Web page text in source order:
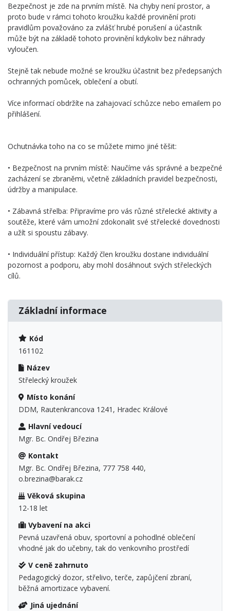
Bezpečnost je zde na prvním místě. Na chyby není prostor, a
proto bude v rámci tohoto kroužku každé provinění proti
pravidlům považováno za zvlášť hrubé porušení a účastník
může být na základě tohoto provinění kdykoliv bez náhrady
vyloučen.
Stejně tak nebude možné se kroužku účastnit bez předepsaných
ochranných pomůcek, oblečení a obutí.
Více informací obdržíte na zahajovací schůzce nebo emailem po
přihlášení.
Ochutnávka toho na co se můžete mimo jiné těšit:
• Bezpečnost na prvním místě: Naučíme vás správné a bezpečné
zacházení se zbraněmi, včetně základních pravidel bezpečnosti,
údržby a manipulace.
• Zábavná střelba: Připravíme pro vás různé střelecké aktivity a
soutěže, které vám umožní zdokonalit své střelecké dovednosti
a užít si spoustu zábavy.
• Individuální přístup: Každý člen kroužku dostane individuální
pozornost a podporu, aby mohl dosáhnout svých střeleckých
cílů.
Základní informace
Kód
161102
Název
Střelecký kroužek
Místo konání
DDM, Rautenkrancova 1241, Hradec Králové
Hlavní vedoucí
Mgr. Bc. Ondřej Březina
Kontakt
Mgr. Bc. Ondřej Březina, 777 758 440,
o.brezina@barak.cz
Věková skupina
12-18 let
Vybavení na akci
Pevná uzavřená obuv, sportovní a pohodlné oblečení
vhodné jak do učebny, tak do venkovního prostředí
V ceně zahrnuto
Pedagogický dozor, střelivo, terče, zapůjčení zbraní,
běžná amortizace vybavení.
Jiná ujednání